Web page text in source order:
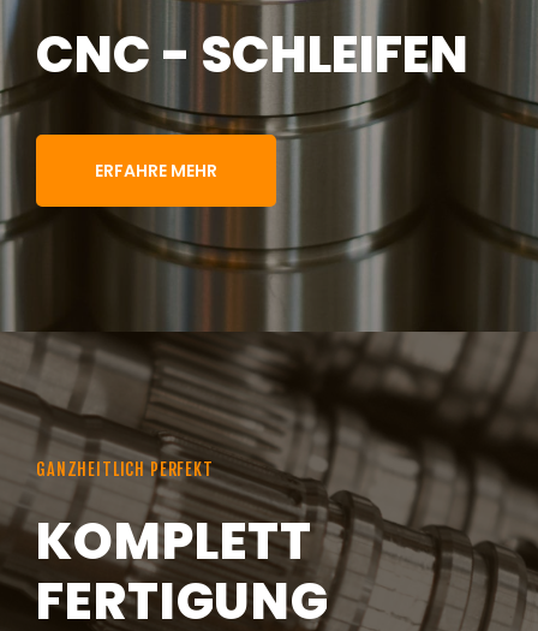
CNC - SCHLEIFEN
ERFAHRE MEHR
GANZHEITLICH PERFEKT
KOMPLETT
FERTIGUNG